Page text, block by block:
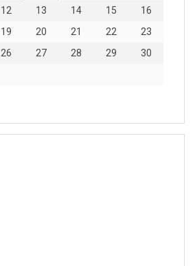
12 13 14 15
16
19 20 21 22
23
26 27 28 29
30